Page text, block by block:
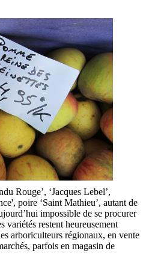
Rouge’, ‘Jacques Lebel’,
poire ‘Saint Mathieu’, autant de
impossible de se procurer
variétés restent heureusement
arboriculteurs régionaux, en vente
parfois en magasin de